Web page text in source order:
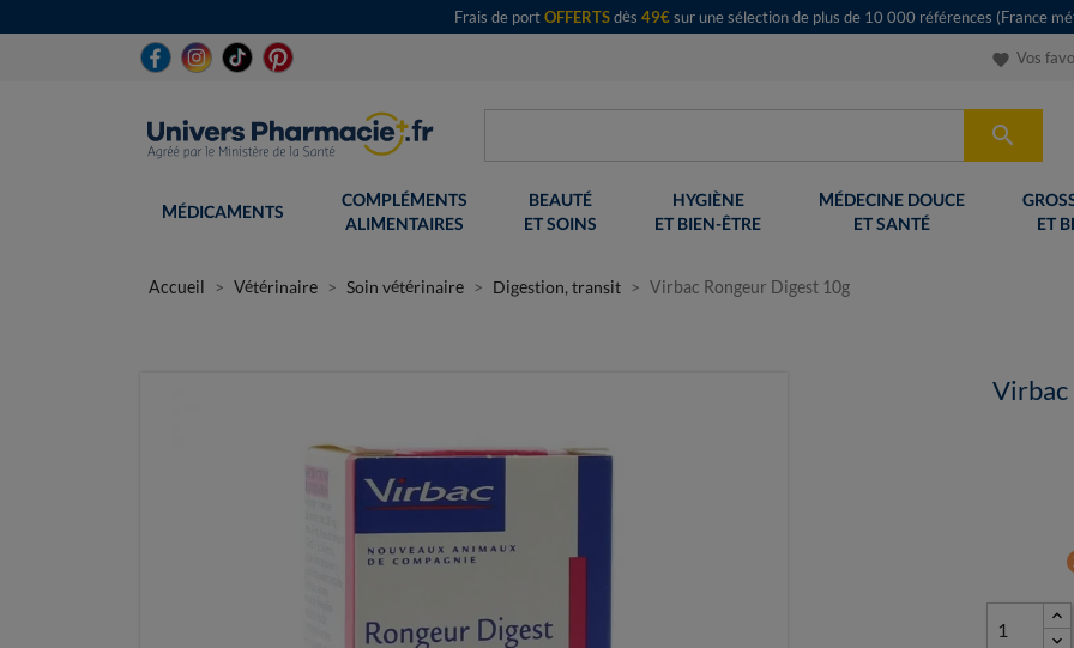
Frais de portOFFERTSdès 49€sur une sélection de plus de 10 000 références (France
favorite Vos

MÉDICAMENTS
COMPLÉMENTS
ALIMENTAIRES
BEAUTÉ
ET SOINS
HYGIÈNE
ET BIEN-ÊTRE
MÉDECINE DOUCE
ET SANTÉ
ET
Accueil Vétérinaire Soin vétérinaire Digestion, transit Virbac Rongeur Digest 10g
Virbac